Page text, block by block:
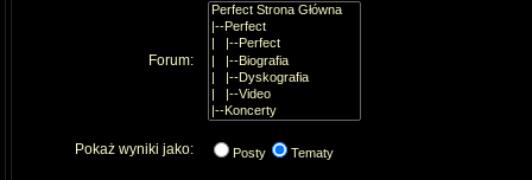
Forum:
Pokaż wyniki jako: Posty Tematy